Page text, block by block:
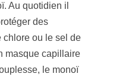
Au quotidien il
des
chlore ou le sel de
masque capillaire
le monoï